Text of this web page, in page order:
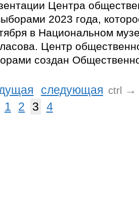
Центра
2023 года,
в Национальном
Центр
создан
следующая ctrl
→
1 2 3 4